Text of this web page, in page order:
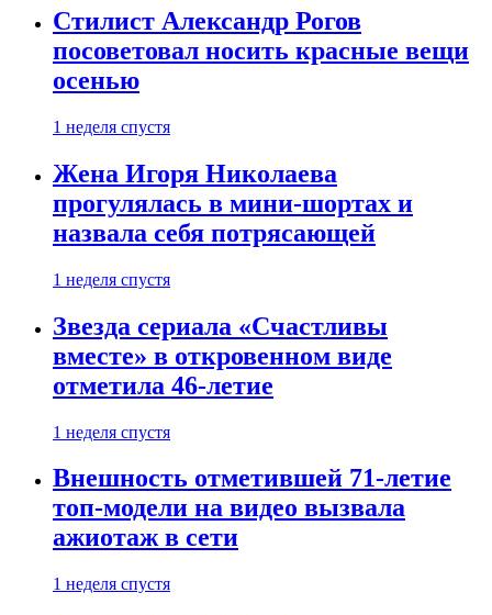
Стилист Александр Рогов
посоветовал носить красные вещи
осенью
1 неделя спустя
Жена Игоря Николаева
прогулялась в мини-шортах и
назвала себя потрясающей
1 неделя спустя
Звезда сериала «Счастливы
вместе» в откровенном виде
отметила 46-летие
1 неделя спустя
Внешность отметившей 71-летие
топ-модели на видео вызвала
ажиотаж в сети
1 неделя спустя